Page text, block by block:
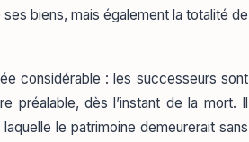
biens, mais également la totalité de
considérable : les successeurs sont
préalable, dès l’instant de la mort. Il
le patrimoine demeurerait sans